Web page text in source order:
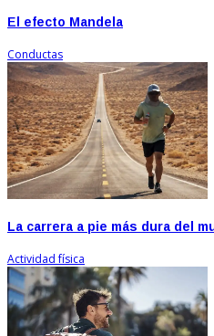
El efecto Mandela
Conductas
La carrera a pie más dura del
Actividad física